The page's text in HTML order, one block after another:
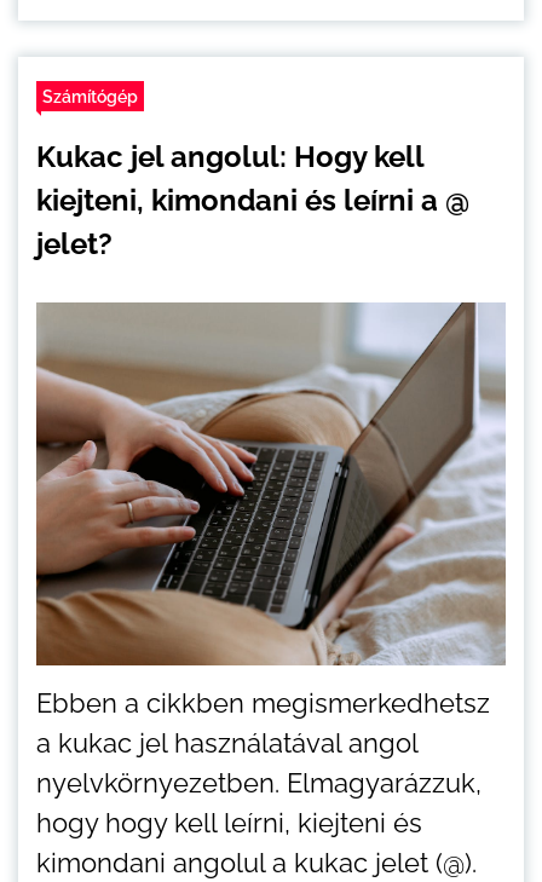
Számítógép
Kukac jel angolul: Hogy kell
kiejteni, kimondani és leírni a @
jelet?
Ebben a cikkben megismerkedhetsz
a kukac jel használatával angol
nyelvkörnyezetben. Elmagyarázzuk,
hogy hogy kell leírni, kiejteni és
kimondani angolul a kukac jelet (@).